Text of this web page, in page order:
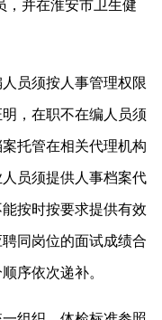
，并在淮安市卫生健
员须按人事管理权限
，在职不在编人员须
托管在相关代理机构
员须提供人事档案代
按时按要求提供有效
同岗位的面试成绩合
序依次递补。